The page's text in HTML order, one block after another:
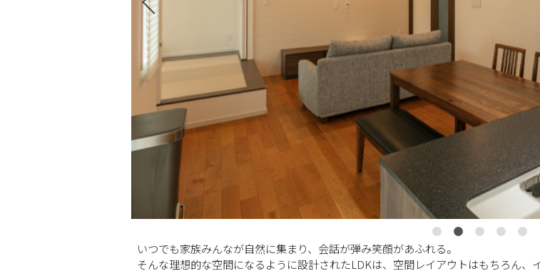
いつでも家族みんなが自然に集まり、会話が弾み笑顔があふれる。
そんな理想的な空間になるように設計されたLDKは、空間レイアウトはもちろん、